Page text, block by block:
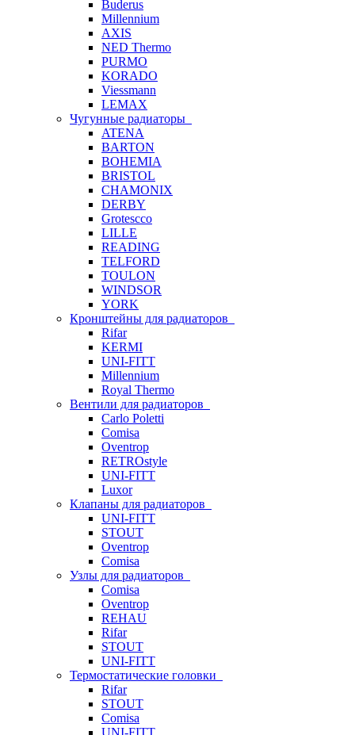
Buderus
Millennium
AXIS
NED Thermo
PURMO
KORADO
Viessmann
LEMAX
Чугунные радиаторы
ATENA
BARTON
BOHEMIA
BRISTOL
CHAMONIX
DERBY
Grotescco
LILLE
READING
TELFORD
TOULON
WINDSOR
YORK
Кронштейны для радиаторов
Rifar
KERMI
UNI-FITT
Millennium
Royal Thermo
Вентили для радиаторов
Carlo Poletti
Comisa
Oventrop
RETROstyle
UNI-FITT
Luxor
Клапаны для радиаторов
UNI-FITT
STOUT
Oventrop
Comisa
Узлы для радиаторов
Comisa
Oventrop
REHAU
Rifar
STOUT
UNI-FITT
Термостатические головки
Rifar
STOUT
Comisa
UNI-FITT